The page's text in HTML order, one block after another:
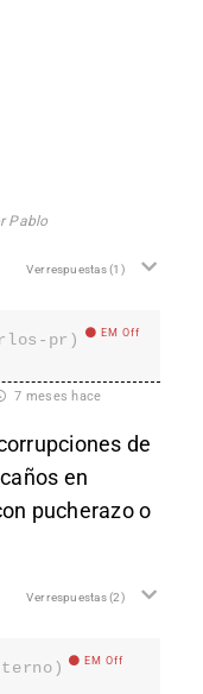
Pablo
Ver respuestas(1)
pr) EM Off
7 meses hace
de
en
pucherazo o
Ver respuestas(2)
EM Off